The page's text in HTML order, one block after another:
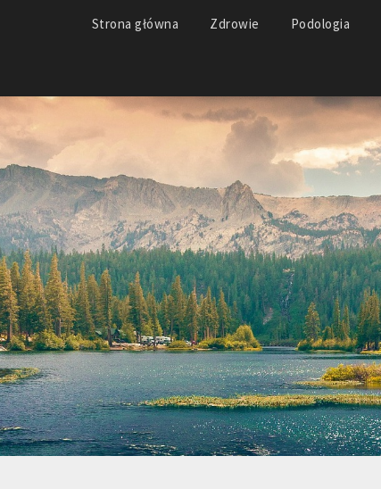
Strona główna Zdrowie Podologia